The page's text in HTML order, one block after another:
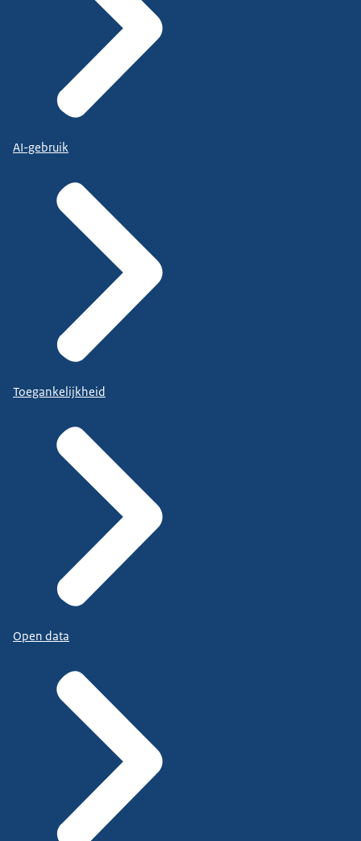
AI-gebruik
Toegankelijkheid
Open data